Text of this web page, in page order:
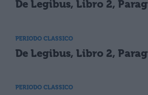
De Legibus, Libro 2,
PERIODO CLASSICO
De Legibus, Libro 2,
PERIODO CLASSICO